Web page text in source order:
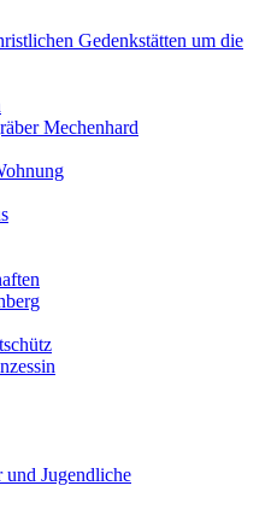
Gedenkstätten um die
Mechenhard
Jugendliche